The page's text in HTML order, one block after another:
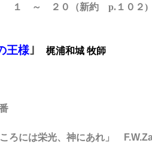
１ ～ ２０
（新約 p.１０２)
王様 ｣
梶浦和城 牧師
には栄光、神にあれ」